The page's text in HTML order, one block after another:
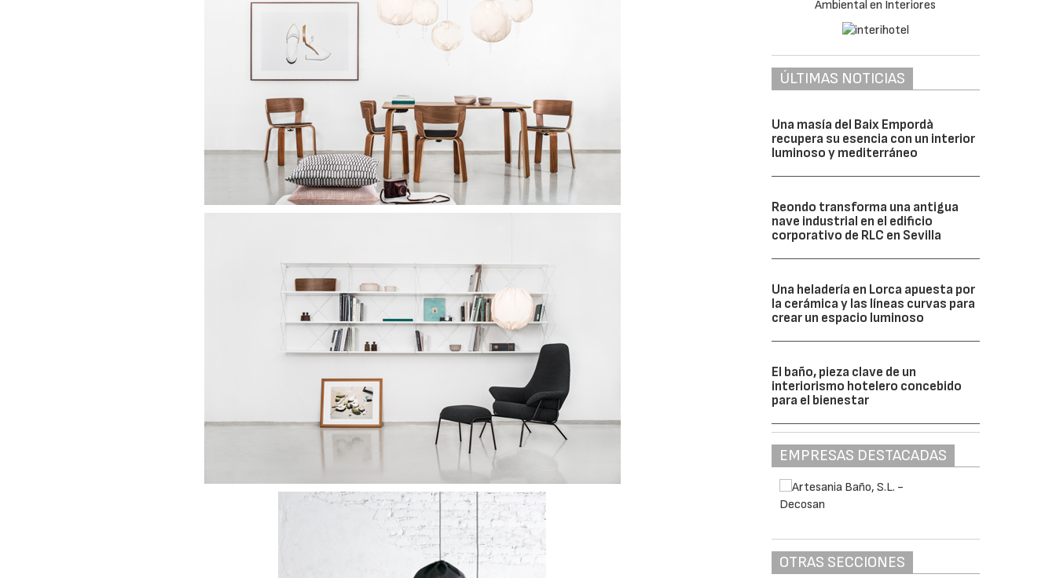
ÚLTIMAS NOTICIAS
Una masía del Baix Empordà
recupera su esencia con un interior
luminoso y mediterráneo
Reondo transforma una antigua
nave industrial en el edificio
corporativo de RLC en Sevilla
Una heladería en Lorca apuesta por
la cerámica y las líneas curvas para
crear un espacio luminoso
El baño, pieza clave de un
interiorismo hotelero concebido
para el bienestar
EMPRESAS DESTACADAS
OTRAS SECCIONES